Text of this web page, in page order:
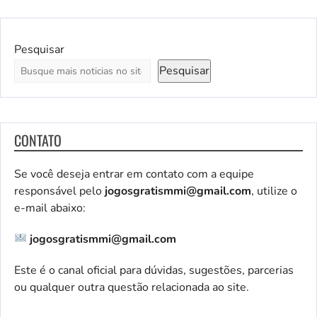
Pesquisar
Pesquisar
CONTATO
Se você deseja entrar em contato com a equipe
responsável pelo jogosgratismmi@gmail.com, utilize o
e-mail abaixo:
jogosgratismmi@gmail.com
Este é o canal oficial para dúvidas, sugestões, parcerias
ou qualquer outra questão relacionada ao site.